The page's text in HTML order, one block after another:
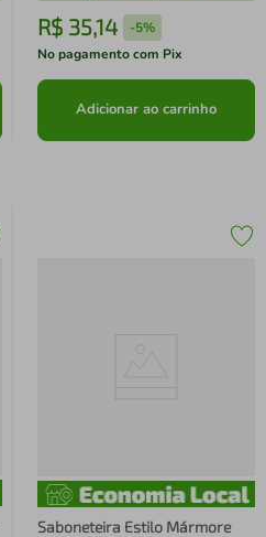
R$ 35,14 -5%
No pagamento com Pix
Adicionar ao carrinho
Saboneteira Estilo Mármore